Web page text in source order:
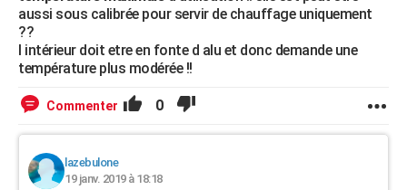
aussi sous calibrée pour servir de chauffage uniquement
??
l intérieur doit etre en fonte d alu et donc demande une
température plus modérée !!
Commenter 0
lazebulone
19 janv. 2019 à 18:18